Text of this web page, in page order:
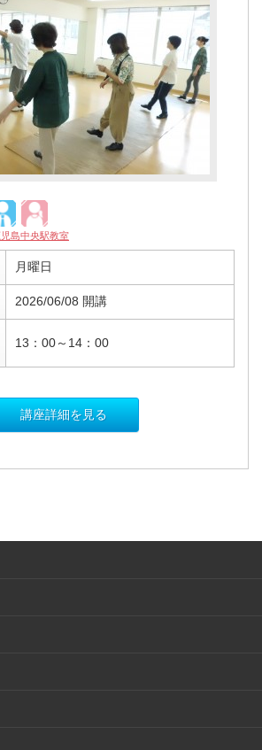
児島中央駅教室
月曜日
2026/06/08 開講
13：00～14：00
講座詳細を見る